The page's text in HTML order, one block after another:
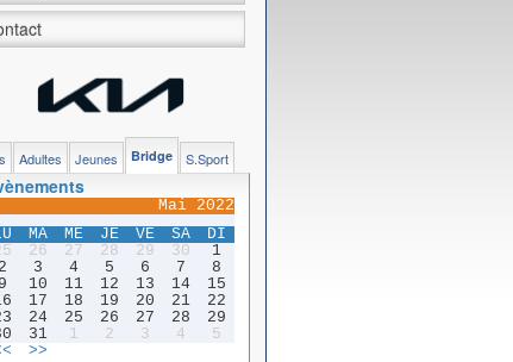
Adultes Jeunes Bridge S.Sport
Mai 2022
MA ME JE VE SA
DI
26 27 28 29 30
1
2
3 4 5 6 7
8
9
10 11 12 13 14
15
17 18 19 20 21
22
24 25 26 27 28
29
31 1 2 3 4
5
>>